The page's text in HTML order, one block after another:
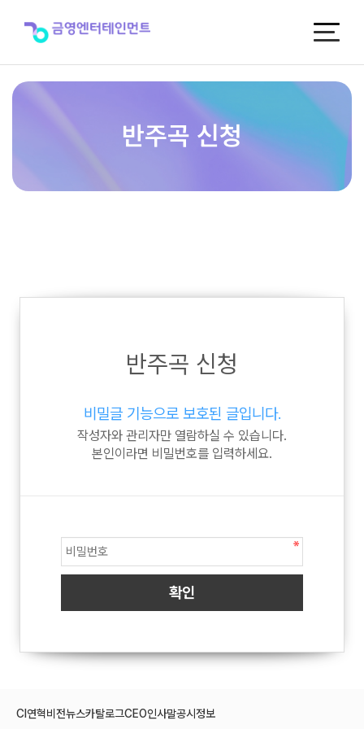
반주곡 신청
반주곡 신청
비밀글 기능으로 보호된 글입니다.
작성자와 관리자만 열람하실 수 있습니다.
본인이라면 비밀번호를 입력하세요.
CI 연혁비전뉴스카탈로그CEO인사말공시정보